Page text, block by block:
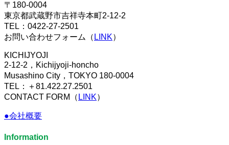
〒180-0004
東京都武蔵野市吉祥寺本町2-12-2
TEL：0422-27-2501
お問い合わせフォーム（ LINK）
KICHIJYOJI
2-12-2，Kichijyoji-honcho
Musashino City，TOKYO 180-0004
TEL：＋81.422.27.2501
CONTACT FORM（ LINK）
●会社概要
Information